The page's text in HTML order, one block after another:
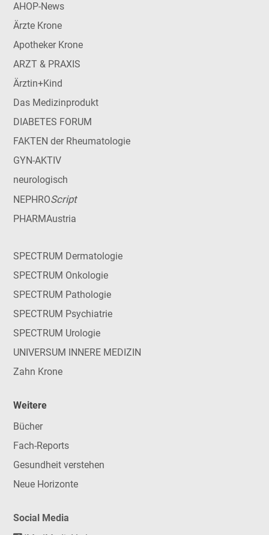
AHOP-News
Ärzte Krone
Apotheker Krone
ARZT & PRAXIS
Ärztin+Kind
Das Medizinprodukt
DIABETES FORUM
FAKTEN der Rheumatologie
GYN-AKTIV
neurologisch
NEPHROScript
PHARMAustria
SPECTRUM Dermatologie
SPECTRUM Onkologie
SPECTRUM Pathologie
SPECTRUM Psychiatrie
SPECTRUM Urologie
UNIVERSUM INNERE MEDIZIN
Zahn Krone
Weitere
Bücher
Fach-Reports
Gesundheit verstehen
Neue Horizonte
Social Media